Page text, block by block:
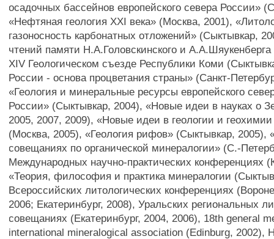
осадочных бассейнов европейского севера России»
«Нефтяная геология XXI века» (Москва, 2001),
газоносность карбонатных отложений» (Сыктывкар,
чтений памяти Н.А.Головскинского и
XIV Геологическом съезде Республики Коми
России - основа процветания страны» (Санкт-
«Геология и минеральные ресурсы европейского
России» (Сыктывкар, 2004), «Новые идеи в науках о
2005, 2007, 2009), «Новые идеи в геологии и
(Москва, 2005), «Геология рифов» (Сыктывкар, 2005),
совещаниях по органической минералогии» (С.-
Международных научно-практических конференциях
«Теория, философия и практика минералогии
Всероссийских литологических конференциях
2006; Екатеринбург, 2008), Уральских региональных
совещаниях (Екатеринбург, 2004, 2006), 18th general
international mineralogical association (Edinburg, 2002),